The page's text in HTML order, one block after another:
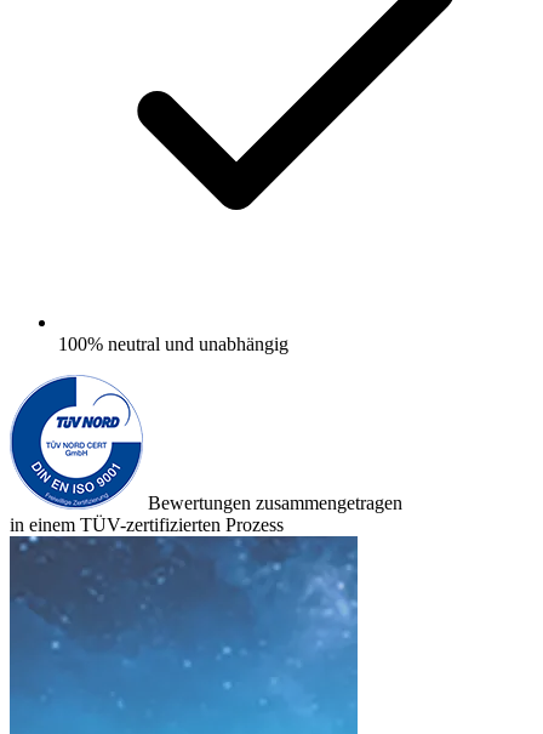
100% neutral und unabhängig
Bewertungen zusammengetragen
in einem TÜV-zertifizierten Prozess